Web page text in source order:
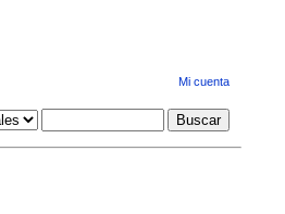
Mi cuenta